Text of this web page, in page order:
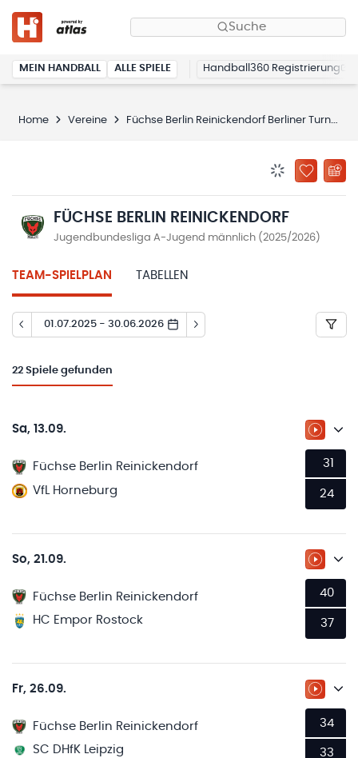
Suche
MEIN HANDBALL ALLE SPIELE Handball360 Registrierung
Home Vereine Füchse Berlin Reinickendorf Berliner Turn- und Sportverein von 1891 e.V.
ZU
FÜCHSE BERLIN REINICKENDORF
Jugendbundesliga A-Jugend männlich (2025/2026)
TEAM-SPIELPLAN TABELLEN
01.07.2025 - 30.06.2026
22 Spiele gefunden
Sa, 13.09. ZUM
Füchse Berlin Reinickendorf
VfL Horneburg
31
24
So, 21.09. ZUM
Füchse Berlin Reinickendorf
HC Empor Rostock
40
37
Fr, 26.09. ZUM
Füchse Berlin Reinickendorf
SC DHfK Leipzig
34
33